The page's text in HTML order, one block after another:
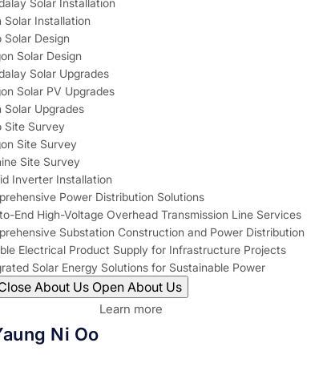
Solar Installation
Solar Design
Solar Design
Solar Upgrades
Solar PV Upgrades
Solar Upgrades
Site Survey
Site Survey
Site Survey
Inverter Installation
Power Distribution Solutions
End High-Voltage Overhead Transmission Line Services
Substation Construction and Power Distribution
Electrical Product Supply for Infrastructure Projects
Solar Energy Solutions for Sustainable Power
About Us Open About Us
Ni Oo
Learn more